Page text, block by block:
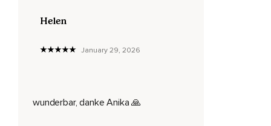
lassen,
an sie ab.
Helen
January 29, 2026
wunderbar, danke Anika 🙏